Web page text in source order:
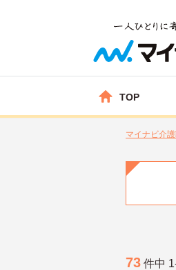
TOP
マイナビ介
73 件中